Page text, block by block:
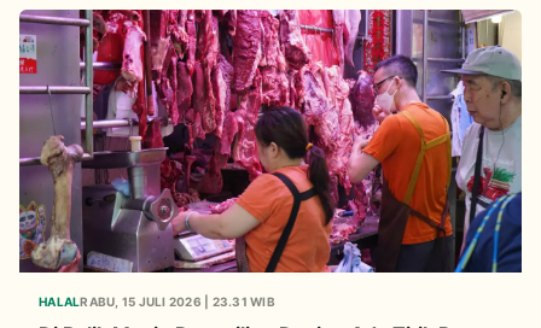
HALALRABU, 15 JULI 2026 | 23.31 WIB